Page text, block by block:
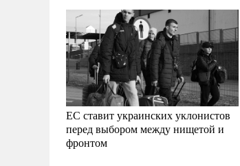
ЕС ставит украинских уклонистов
перед выбором между нищетой и
фронтом